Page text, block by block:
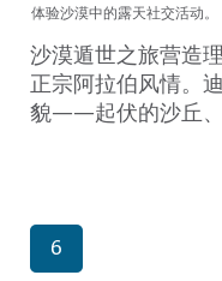
体验沙漠中的露天社交活动。
沙漠遁世之旅营造
正宗阿拉伯风情。
貌——起伏的沙丘、
6